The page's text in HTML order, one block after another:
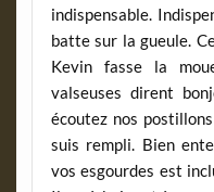
indispensable.
batte sur la gueule.
Kevin fasse la
valseuses dirent
écoutez nos postillons
suis rempli. Bien
vos esgourdes est